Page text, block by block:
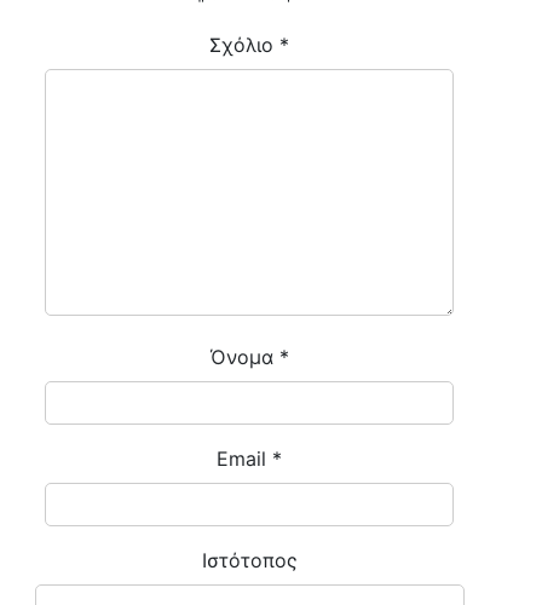
Σχόλιο *
Όνομα *
Email *
Ιστότοπος